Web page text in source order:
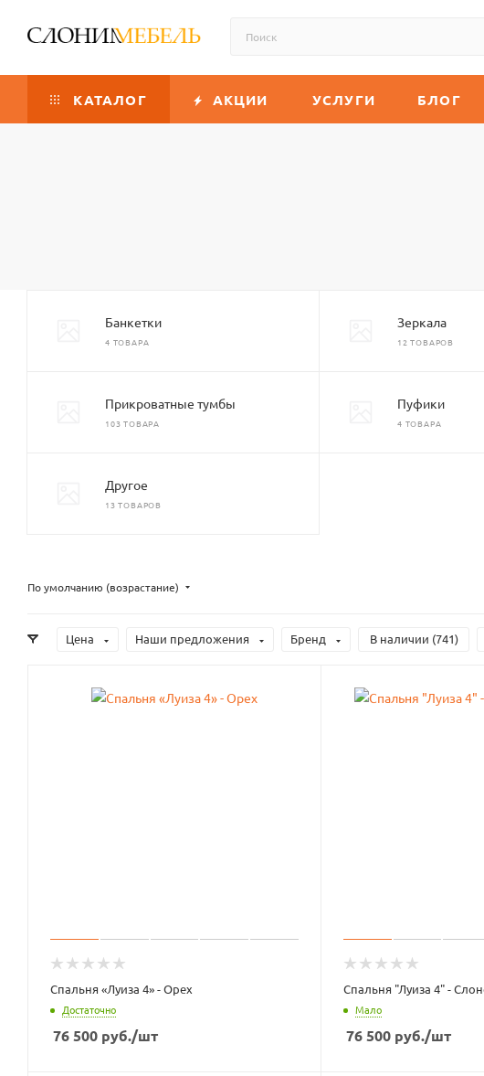
КАТАЛОГ АКЦИИ УСЛУГИ БЛОГ
Банкетки
4 ТОВАРА
Зеркала
12 ТОВАРОВ
Прикроватные тумбы
103 ТОВАРА
Пуфики
4 ТОВАРА
Другое
13 ТОВАРОВ
По умолчанию (возрастание)
Цена Наши предложения Бренд В наличии (741)
Спальня «Луиза 4» - Орех
Достаточно
76 500 руб./шт
Спальня "Луиза 4" -
Мало
76 500руб./шт